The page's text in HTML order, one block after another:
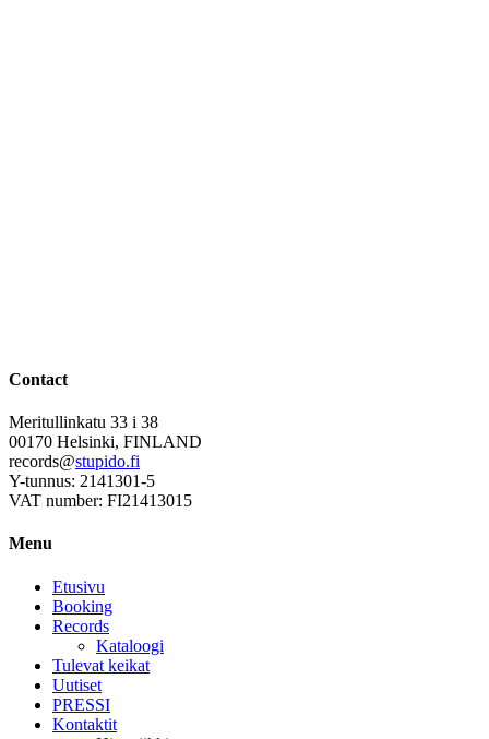
Contact
Meritullinkatu 33 i 38
00170 Helsinki, FINLAND
records@stupido.fi
Y-tunnus: 2141301-5
VAT number: FI21413015
Menu
Etusivu
Booking
Records
Kataloogi
Tulevat keikat
Uutiset
PRESSI
Kontaktit